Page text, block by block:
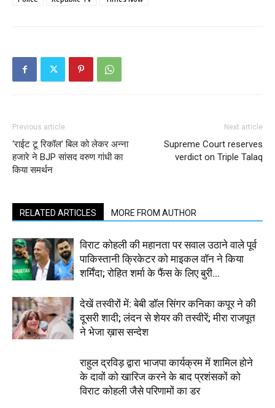
Previous article
‘राईट टू रिकॉल’ बिल को लेकर अन्ना
हजारे ने BJP सांसद वरुण गांधी का
किया समर्थन
Next article
Supreme Court reserves
verdict on Triple Talaq
RELATED ARTICLES MORE FROM AUTHOR
विराट कोहली की महानता पर सवाल उठाने वाले पूर्व
पाकिस्तानी क्रिकेटर को माइकल वॉन ने किया
शर्मिंदा; रोहित शर्मा के फैंस के लिए बुरी...
देखें तस्वीरों में: बेबी डॉल सिंगर कनिका कपूर ने की
दूसरी शादी; लंदन से शेयर की तस्वीरें; मीरा राजपूत
ने भेजा ख़ास सन्देश
राहुल द्रविड़ द्वारा भाजपा कार्यक्रम में शामिल होने
के दावों को खारिज करने के बाद प्रशंसकों को
विराट कोहली जैसे परिणामों का डर